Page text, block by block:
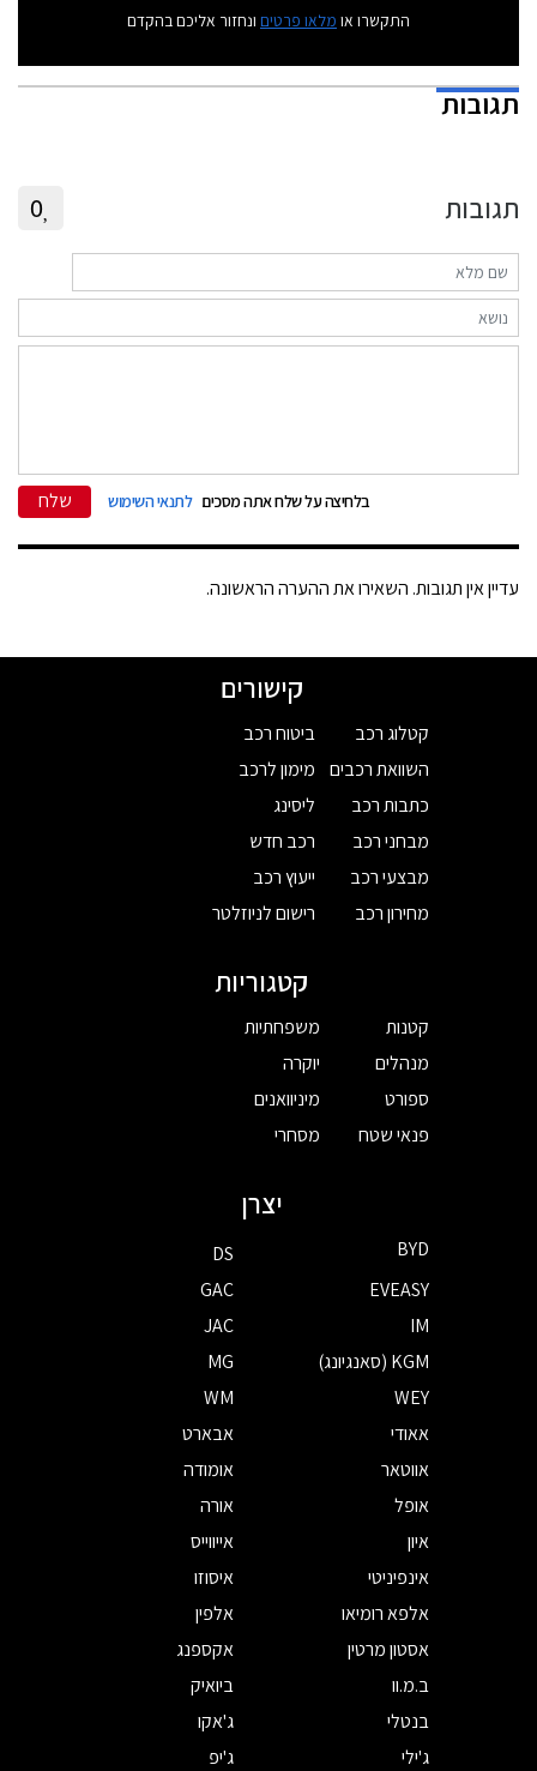
התקשרו או מלאו פרטים ונחזור אליכם בהקדם
תגובות
תגובות 0
בלחיצה על שלח אתה מסכים לתנאי השימוש שלח
עדיין אין תגובות. השאירו את ההערה הראשונה.
קישורים
קטלוג רכב
השוואת רכבים
כתבות רכב
מבחני רכב
מבצעי רכב
מחירון רכב
ביטוח רכב
מימון לרכב
ליסינג
רכב חדש
ייעוץ רכב
רישום לניוזלטר
קטגוריות
קטנות
מנהלים
ספורט
פנאי שטח
משפחתיות
יוקרה
מיניוואנים
מסחרי
יצרן
BYD
DS
EVEASY
GAC
IM
JAC
KGM (סאנגיונג)
MG
WEY
WM
אאודי
אבארט
אווטאר
אומודה
אופל
אורה
איון
אייווייס
אינפיניטי
איסוזו
אלפא רומיאו
אלפין
אסטון מרטין
אקספנג
ב.מ.וו
ביואיק
בנטלי
ג'אקו
ג'ילי
ג'יפ